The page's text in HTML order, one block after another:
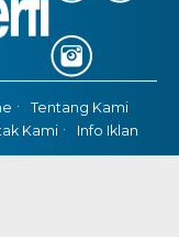
Tentang Kami
Kami
Info Iklan